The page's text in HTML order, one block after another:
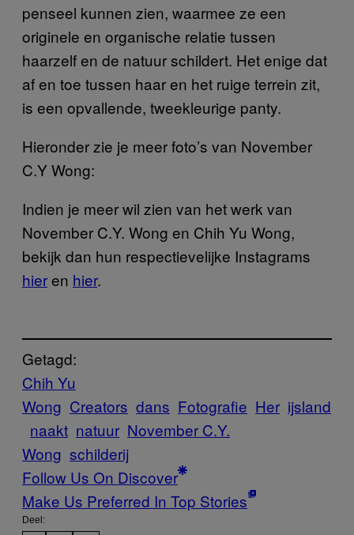
penseel kunnen zien, waarmee ze een
originele en organische relatie tussen
haarzelf en de natuur schildert. Het enige dat
af en toe tussen haar en het ruige terrein zit,
is een opvallende, tweekleurige panty.
Hieronder zie je meer foto’s van November
C.Y Wong:
Indien je meer wil zien van het werk van
November C.Y. Wong en Chih Yu Wong,
bekijk dan hun respectievelijke Instagrams
hieren hier.
Getagd:
Chih Yu
Wong Creators dans Fotografie Her ijsland
naakt natuur November C.Y.
Wong schilderij
Follow Us On Discover
Make Us Preferred In Top Stories
Deel: